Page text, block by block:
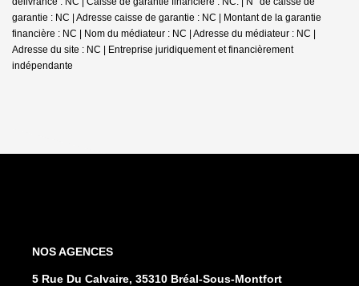
garantie : NC | Adresse caisse de garantie : NC | Montant de la garantie
financière : NC | Nom du médiateur : NC | Adresse du médiateur : NC |
Adresse du site : NC | Entreprise juridiquement et financièrement
indépendante
NOS AGENCES
5 Rue Du Calvaire, 35310 Bréal-Sous-Montfort